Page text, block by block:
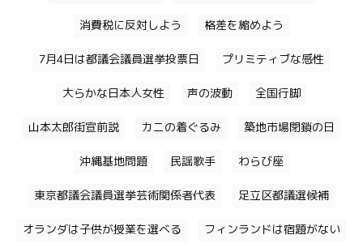
消費税に反対しよう 格差を縮めよう
7月4日は都議会議員選挙投票日 プリミティブな感性
大らかな日本人女性 声の波動 全国行脚
山本太郎街宣前説 カニの着ぐるみ 築地市場閉鎖の日
沖縄基地問題 民謡歌手 わらび座
東京都議会議員選挙芸術関係者代表 足立区都議選候補
オランダは子供が授業を選べる フィンランドは宿題がない